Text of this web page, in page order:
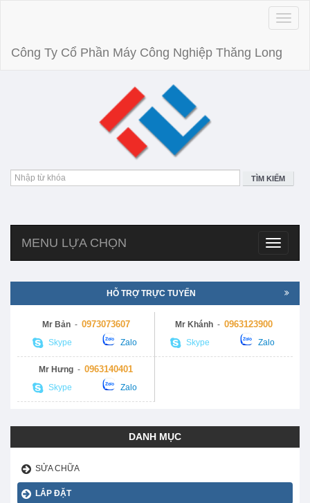
Toggle
Công Ty Cổ Phần Máy Công Nghiệp Thăng Long
TÌM KIẾM
Toggle
MENU LỰA CHỌN
HỖ TRỢ TRỰC TUYẾN
Mr Bản- 0973073607
Skype Zalo
Mr Khánh - 0963123900
Skype Zalo
Mr Hưng - 0963140401
Skype Zalo
DANH MỤC
SỬA CHỮA
LẮP ĐẶT